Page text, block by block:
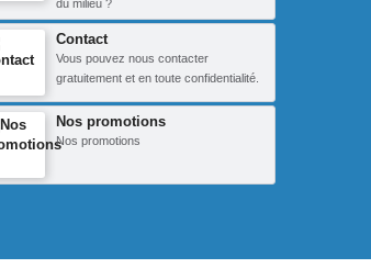
du milieu ?
Contact
Vous pouvez nous contacter
gratuitement et en toute confidentialité.
Nos promotions
Nos promotions